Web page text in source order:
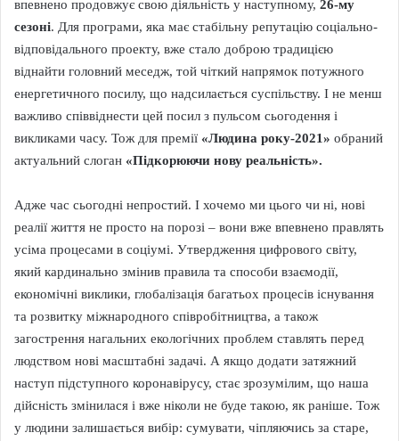
впевнено продовжує свою діяльність у наступному, 26-му
сезоні. Для програми, яка має стабільну репутацію соціально-
відповідального проекту, вже стало доброю традицією
віднайти головний меседж, той чіткий напрямок потужного
енергетичного посилу, що надсилається суспільству. І не менш
важливо співвіднести цей посил з пульсом сьогодення і
викликами часу. Тож для премії «Людина року-2021» обраний
актуальний слоган «Підкорюючи нову реальність».
Адже час сьогодні непростий. І хочемо ми цього чи ні, нові
реалії життя не просто на порозі – вони вже впевнено правлять
усіма процесами в соціумі. Утвердження цифрового світу,
який кардинально змінив правила та способи взаємодії,
економічні виклики, глобалізація багатьох процесів існування
та розвитку міжнародного співробітництва, а також
загострення нагальних екологічних проблем ставлять перед
людством нові масштабні задачі. А якщо додати затяжний
наступ підступного коронавірусу, стає зрозумілим, що наша
дійсність змінилася і вже ніколи не буде такою, як раніше. Тож
у людини залишається вибір: сумувати, чіпляючись за старе,